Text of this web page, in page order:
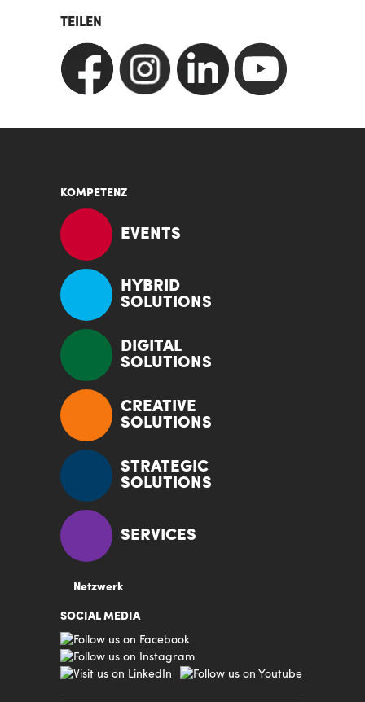
TEILEN
KOMPETENZ
EVENTS
HYBRID
SOLUTIONS
DIGITAL
SOLUTIONS
CREATIVE
SOLUTIONS
STRATEGIC
SOLUTIONS
SERVICES
Netzwerk
SOCIAL MEDIA